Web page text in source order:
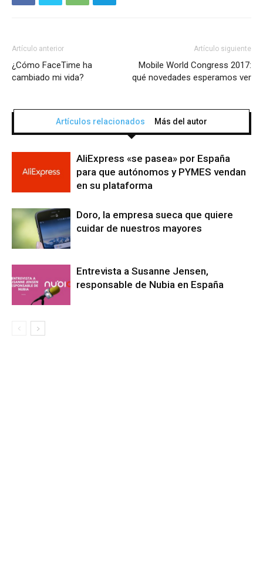
Artículo anterior
¿Cómo FaceTime ha
cambiado mi vida?
Artículo siguiente
Mobile World Congress 2017:
qué novedades esperamos ver
Artículos relacionados Más del autor
AliExpress «se pasea» por España
para que autónomos y PYMES vendan
en su plataforma
Doro, la empresa sueca que quiere
cuidar de nuestros mayores
Entrevista a Susanne Jensen,
responsable de Nubia en España